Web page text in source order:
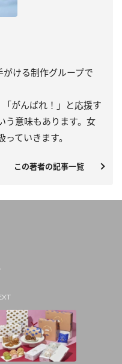
がける制作グループで
がんばれ！」と応援す
う意味もあります。女
ていきます。
この著者の記事一覧